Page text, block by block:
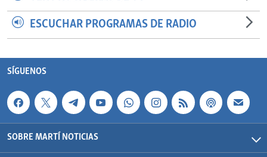
ESCUCHAR PROGRAMAS DE RADIO
SÍGUENOS
SOBRE MARTÍ NOTICIAS